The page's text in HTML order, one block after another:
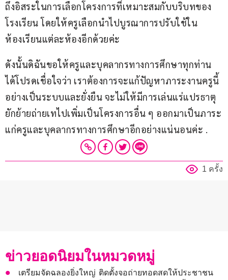
ถึงอิสระในการเลือกโครงการที่เหมาะสมกับบริบทของ
โรงเรียน โดยให้ครูเลือกนำไปบูรณาการปรับใช้ใน
ห้องเรียนแต่ละห้องอีกด้วยค่ะ
ดังนั้นดิฉันขอให้ครูและบุคลากรทางการศึกษาทุกท่าน
ได้โปรดเชื่อใจว่า เราต้องการจะแก้ปัญหาภาระงานครูนี้
อย่างเป็นระบบและยั่งยืน จะไม่ให้มีการเล่นแร่แปรธาตุ
ยักย้ายถ่ายเทไปเพิ่มเป็นโครงการอื่น ๆ ออกมาเป็นภาระ
แก่ครูและบุคลากรทางการศึกษาอีกอย่างแน่นอนค่ะ .
1 ครั้ง
ข่าวยอดนิยมในหมวดหมู่
เตรียมจัดฉลองยิ่งใหญ่ ติดตั้งจอถ่ายทอดสดให้ประชาชน